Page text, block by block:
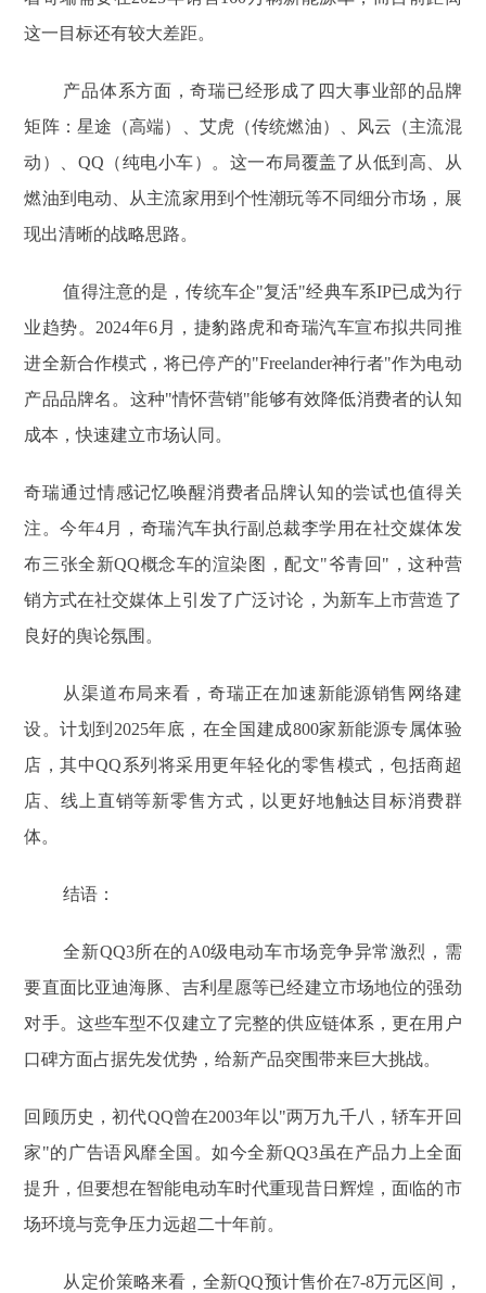
这一目标还有较大差距。
产品体系方面，奇瑞已经形成了四大事业部的品牌
矩阵：星途（高端）、艾虎（传统燃油）、风云（主流混
动）、QQ（纯电小车）。这一布局覆盖了从低到高、从
燃油到电动、从主流家用到个性潮玩等不同细分市场，展
现出清晰的战略思路。
值得注意的是，传统车企"复活"经典车系IP已成为行
业趋势。2024年6月，捷豹路虎和奇瑞汽车宣布拟共同推
进全新合作模式，将已停产的"Freelander神行者"作为电动
产品品牌名。这种"情怀营销"能够有效降低消费者的认知
成本，快速建立市场认同。
奇瑞通过情感记忆唤醒消费者品牌认知的尝试也值得关
注。今年4月，奇瑞汽车执行副总裁李学用在社交媒体发
布三张全新QQ概念车的渲染图，配文"爷青回"，这种营
销方式在社交媒体上引发了广泛讨论，为新车上市营造了
良好的舆论氛围。
从渠道布局来看，奇瑞正在加速新能源销售网络建
设。计划到2025年底，在全国建成800家新能源专属体验
店，其中QQ系列将采用更年轻化的零售模式，包括商超
店、线上直销等新零售方式，以更好地触达目标消费群
体。
结语：
全新QQ3所在的A0级电动车市场竞争异常激烈，需
要直面比亚迪海豚、吉利星愿等已经建立市场地位的强劲
对手。这些车型不仅建立了完整的供应链体系，更在用户
口碑方面占据先发优势，给新产品突围带来巨大挑战。
回顾历史，初代QQ曾在2003年以"两万九千八，轿车开回
家"的广告语风靡全国。如今全新QQ3虽在产品力上全面
提升，但要想在智能电动车时代重现昔日辉煌，面临的市
场环境与竞争压力远超二十年前。
从定价策略来看，全新QQ预计售价在7-8万元区间，